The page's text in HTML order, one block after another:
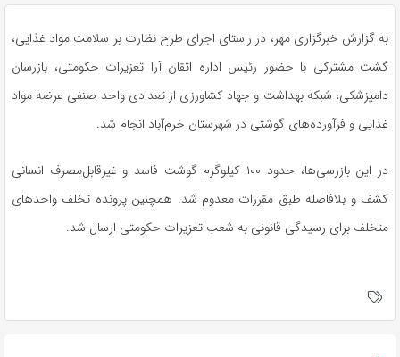
به گزارش خبرگزاری مهر، در راستای اجرای طرح نظارت بر سلامت مواد غذایی،
گشت مشترکی با حضور رئیس اداره اتقان آرا تعزیرات حکومتی، بازرسان
دامپزشکی، شبکه بهداشت و جهاد کشاورزی از تعدادی واحد صنفی عرضه مواد
غذایی و فرآورده‌های گوشتی در شهرستان خرم‌آباد انجام شد.
در این بازرسی‌ها، حدود ۱۰۰ کیلوگرم گوشت فاسد و غیرقابل‌مصرف انسانی
کشف و بلافاصله طبق مقررات معدوم شد. همچنین پرونده تخلف واحدهای
متخلف برای رسیدگی قانونی به شعب تعزیرات حکومتی ارسال شد.